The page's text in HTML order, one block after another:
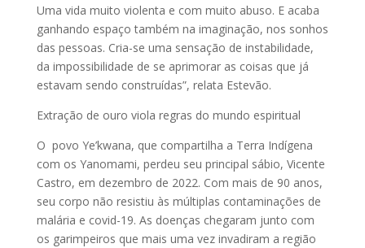
Uma vida muito violenta e com muito abuso. E acaba
ganhando espaço também na imaginação, nos sonhos
das pessoas. Cria-se uma sensação de instabilidade,
da impossibilidade de se aprimorar as coisas que já
estavam sendo construídas”, relata Estevão.
Extração de ouro viola regras do mundo espiritual
O povo Ye’kwana, que compartilha a Terra Indígena
com os Yanomami, perdeu seu principal sábio, Vicente
Castro, em dezembro de 2022. Com mais de 90 anos,
seu corpo não resistiu às múltiplas contaminações de
malária e covid-19. As doenças chegaram junto com
os garimpeiros que mais uma vez invadiram a região